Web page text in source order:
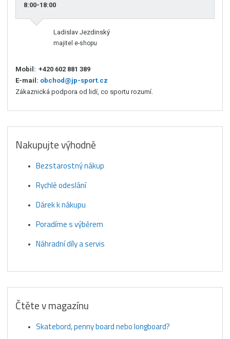
8:00-18:00
Ladislav Jezdinský
majitel e-shopu
Mobil: +420 602 881 389
E-mail: obchod@jp-sport.cz
Zákaznická podpora od lidí, co sportu rozumí.
Nakupujte výhodně
Bezstarostný nákup
Rychlé odeslání
Dárek k nákupu
Poradíme s výběrem
Náhradní díly a servis
Čtěte v magazínu
Skatebord, penny board nebo longboard?